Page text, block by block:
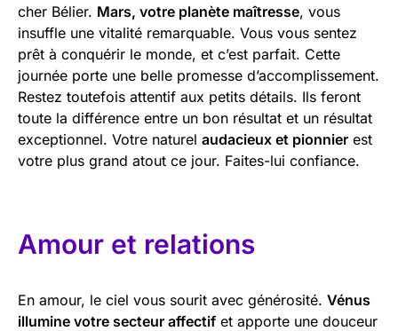
cher Bélier. Mars, votre planète maîtresse, vous
insuffle une vitalité remarquable. Vous vous sentez
prêt à conquérir le monde, et c’est parfait. Cette
journée porte une belle promesse d’accomplissement.
Restez toutefois attentif aux petits détails. Ils feront
toute la différence entre un bon résultat et un résultat
exceptionnel. Votre naturel audacieux et pionnier est
votre plus grand atout ce jour. Faites-lui confiance.
Amour et relations
En amour, le ciel vous sourit avec générosité. Vénus
illumine votre secteur affectif et apporte une douceur